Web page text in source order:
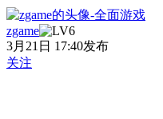
zgame
3月21日 17:40发布
关注